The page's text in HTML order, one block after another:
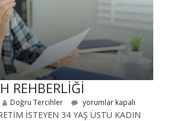
REHBERLİĞİ
Doğru Tercihler yorumlar kapalı
İSTEYEN 34 YAŞ ÜSTÜ KADIN